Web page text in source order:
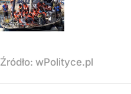
Źródło: wPolityce.pl